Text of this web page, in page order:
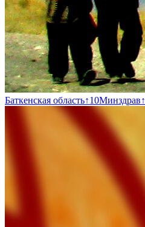
Баткенская область↑10Минздрав↑